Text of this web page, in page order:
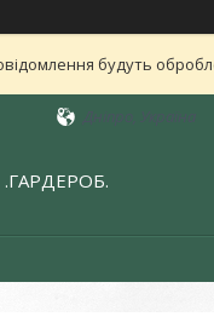
будуть
.ГАРДЕРОБ.